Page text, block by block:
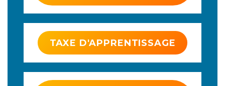
TAXE D'APPRENTISSAGE